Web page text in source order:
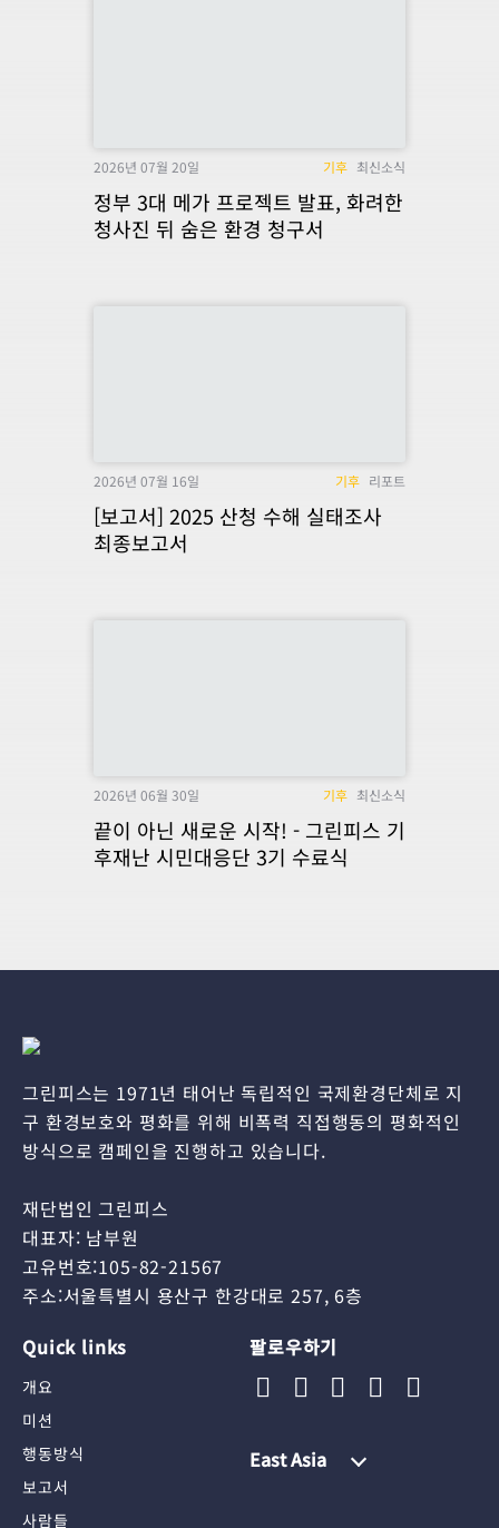
2026년 07월 20일 기후 최신소식
정부 3대 메가 프로젝트 발표, 화려한
청사진 뒤 숨은 환경 청구서
2026년 07월 16일 기후 리포트
[보고서] 2025 산청 수해 실태조사
최종보고서
2026년 06월 30일 기후 최신소식
끝이 아닌 새로운 시작! - 그린피스 기
후재난 시민대응단 3기 수료식
그린피스는 1971년 태어난 독립적인 국제환경단체로 지
구 환경보호와 평화를 위해 비폭력 직접행동의 평화적인
방식으로 캠페인을 진행하고 있습니다.
재단법인 그린피스
대표자: 남부원
고유번호:105-82-21567
주소:서울특별시 용산구 한강대로 257, 6층
Quick links
개요
미션
행동방식
보고서
사람들
팔로우하기
East Asia